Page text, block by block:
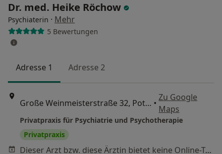
Dr. med. Heike Röchow
Psychiaterin · Mehr
5 Bewertungen
Adresse 1 Adresse 2
Große Weinmeisterstraße 32, Potsdam •
Zu Google
Maps
Privatpraxis für Psychiatrie und Psychotherapie
Privatpraxis
Dieser Arzt bzw. diese Ärztin bietet keine Online-Terminbuchung an diesem Standort an.